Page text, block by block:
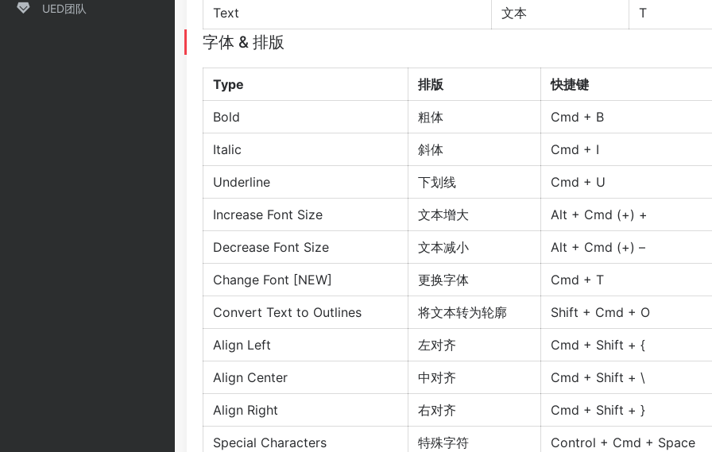
UED团队 Text 文本 T
字体 & 排版
Type 排版 快捷键
Bold 粗体 Cmd + B
Italic 斜体 Cmd + I
Underline 下划线 Cmd + U
Increase Font Size 文本增大 Alt + Cmd (+) +
Decrease Font Size 文本减小 Alt + Cmd (+) –
Change Font [NEW] 更换字体 Cmd + T
Convert Text to Outlines 将文本转为轮廓 Shift + Cmd + O
Align Left 左对齐 Cmd + Shift + {
Align Center 中对齐 Cmd + Shift + \
Align Right 右对齐 Cmd + Shift + }
Special Characters 特殊字符 Control + Cmd + Space